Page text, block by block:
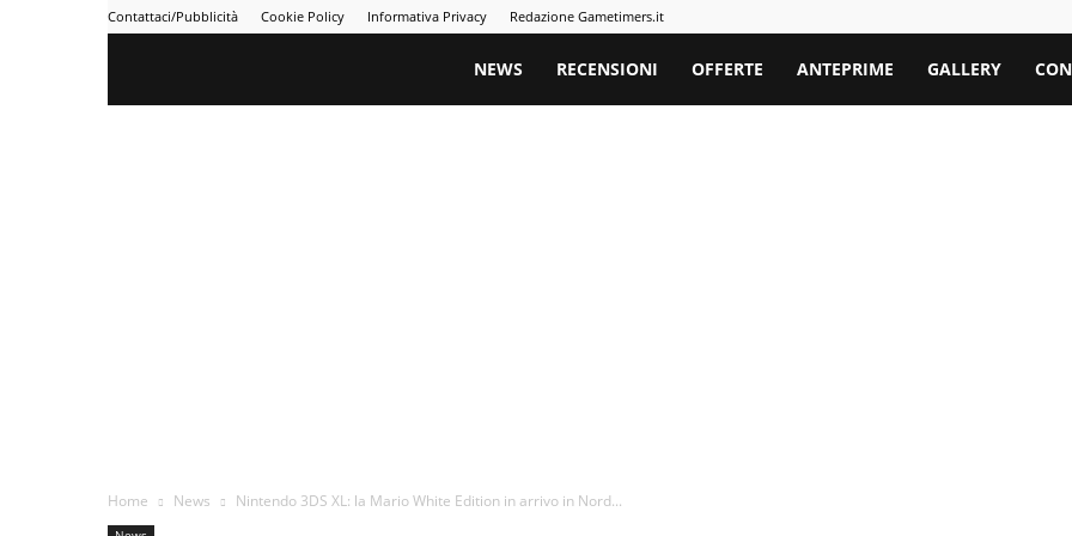
Contattaci/Pubblicità Cookie Policy Informativa Privacy Redazione Gametimers.it
Gametimers
NEWS RECENSIONI OFFERTE ANTEPRIME GALLERY
Home News Nintendo 3DS XL: la Mario White Edition in arrivo in Nord...